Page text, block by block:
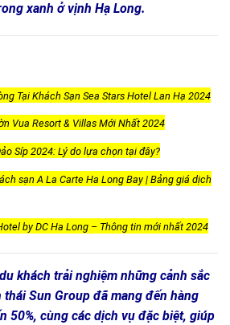
xanh ở vịnh Hạ Long.
Tại Khách Sạn Sea Stars Hotel Lan Hạ 2024
Vua Resort & Villas Mới Nhất 2024
Síp 2024: Lý do lựa chọn tại đây?
sạn A La Carte Ha Long Bay | Bảng giá dịch
by DC Ha Long – Thông tin mới nhất 2024
khách trải nghiệm những cảnh sắc
thái Sun Group đã mang đến hàng
50%, cùng các dịch vụ đặc biệt, giúp